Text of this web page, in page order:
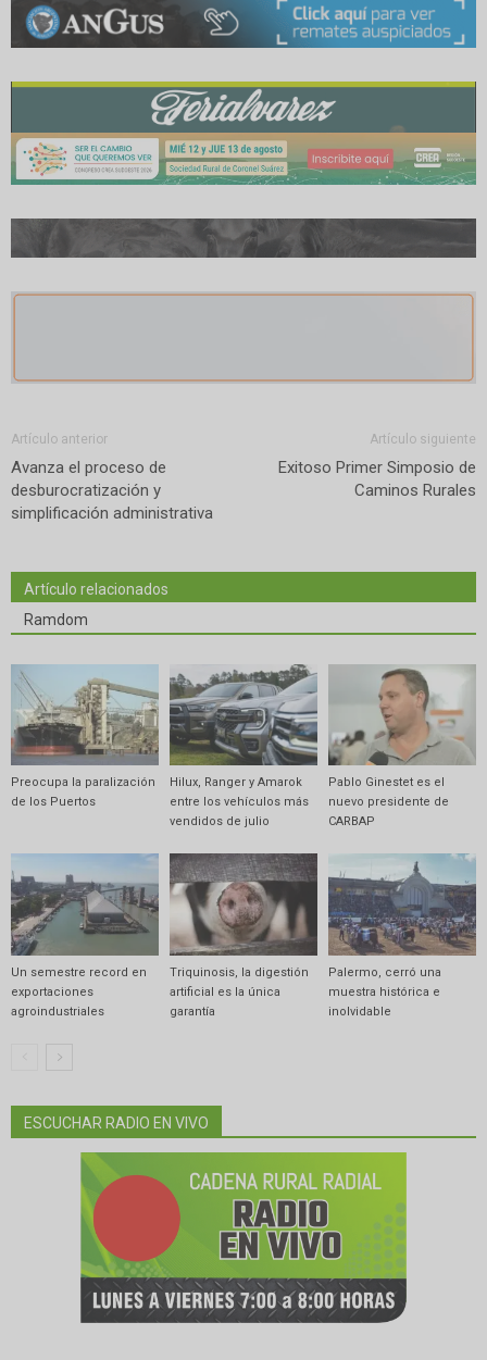
Artículo anterior
Avanza el proceso de
desburocratización y
simplificación administrativa
Artículo siguiente
Exitoso Primer Simposio de
Caminos Rurales
Artículo relacionados
Ramdom
Preocupa la paralización
de los Puertos
Hilux, Ranger y Amarok
entre los vehículos más
vendidos de julio
Pablo Ginestet es el
nuevo presidente de
CARBAP
Un semestre record en
exportaciones
agroindustriales
Triquinosis, la digestión
artificial es la única
garantía
Palermo, cerró una
muestra histórica e
inolvidable
ESCUCHAR RADIO EN VIVO